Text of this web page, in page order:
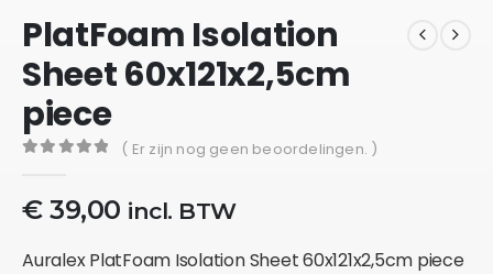
PlatFoam Isolation
Sheet 60x121x2,5cm
piece
( Er zijn nog geen beoordelingen. )
€39,00 incl. BTW
Auralex PlatFoam Isolation Sheet 60x121x2,5cm piece